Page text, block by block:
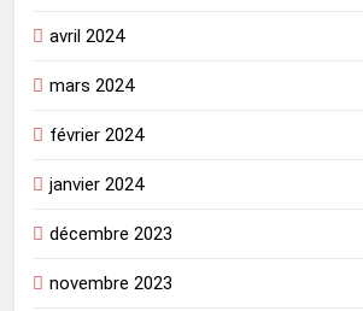
avril 2024
mars 2024
février 2024
janvier 2024
décembre 2023
novembre 2023